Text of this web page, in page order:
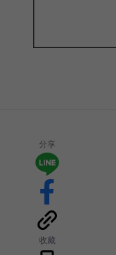
分享
收藏